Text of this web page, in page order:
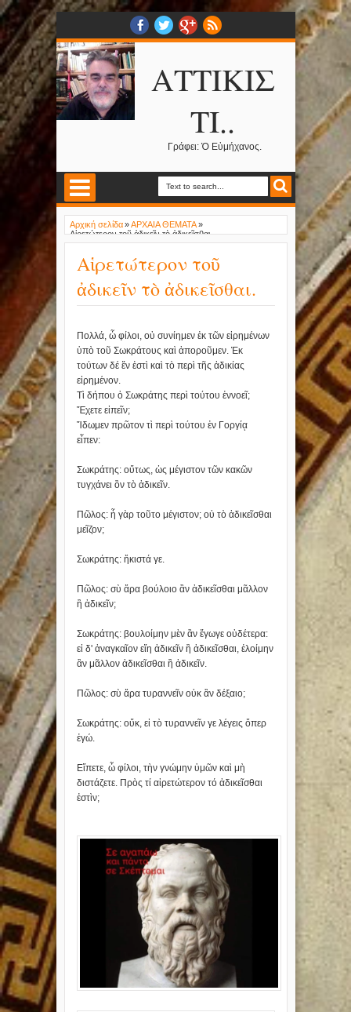
ΑΤΤΙΚΙΣ
ΤΙ..
Γράφει: Ὁ Εὐμήχανος.
Αρχική σελίδα » ΑΡΧΑΙΑ ΘΕΜΑΤΑ »
Αἱρετώτερον τοῦ ἀδικεῖν τὸ ἀδικεῖσθαι.
Αἱρετώτερον τοῦ
ἀδικεῖν τὸ ἀδικεῖσθαι.
Πολλά, ὦ φίλοι, οὐ συνίημεν ἐκ τῶν εἰρημένων
ὑπὸ τοῦ Σωκράτους καὶ ἀποροῦμεν. Ἐκ
τούτων δέ ἕν ἐστὶ καὶ τὸ περὶ τῆς ἀδικίας
εἰρημένον.
Τὶ δήπου ὁ Σωκράτης περὶ τούτου ἐννοεῖ;
Ἔχετε εἰπεῖν;
Ἴδωμεν πρῶτον τὶ περὶ τούτου ἐν Γοργίᾳ
εἶπεν:
Ʃωκράτης: οὕτως, ὡς μέγιστον τῶν κακῶν
τυγχάνει ὂν τὸ ἀδικεῖν.
Πῶλος: ἦ γὰρ τοῦτο μέγιστον; οὐ τὸ ἀδικεῖσθαι
μεῖζον;
Ʃωκράτης: ἥκιστά γε.
Πῶλος: σὺ ἄρα βούλοιο ἂν ἀδικεῖσθαι μᾶλλον
ἢ ἀδικεῖν;
Ʃωκράτης: βουλοίμην μὲν ἂν ἔγωγε οὐδέτερα:
εἰ δ' ἀναγκαῖον εἴη ἀδικεῖν ἢ ἀδικεῖσθαι, ἑλοίμην
ἂν μᾶλλον ἀδικεῖσθαι ἢ ἀδικεῖν.
Πῶλος: σὺ ἄρα τυραννεῖν οὐκ ἂν δέξαιο;
Ʃωκράτης: οὔκ, εἰ τὸ τυραννεῖν γε λέγεις ὅπερ
ἐγώ.
Εἴπετε, ὦ φίλοι, τὴν γνώμην ὑμῶν καὶ μὴ
διστάζετε. Πρὸς τί αἱρετώτερον τό ἀδικεῖσθαι
ἐστὶν;